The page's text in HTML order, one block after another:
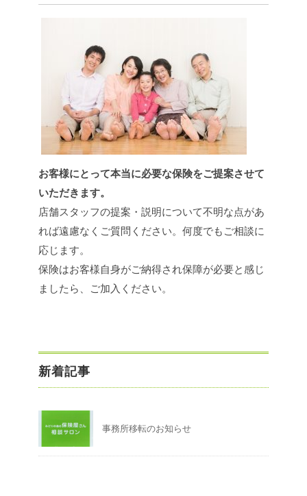
お客様にとって本当に必要な保険をご提案させて
いただきます。
店舗スタッフの提案・説明について不明な点があ
れば遠慮なくご質問ください。何度でもご相談に
応じます。
保険はお客様自身がご納得され保障が必要と感じ
ましたら、ご加入ください。
新着記事
事務所移転のお知らせ